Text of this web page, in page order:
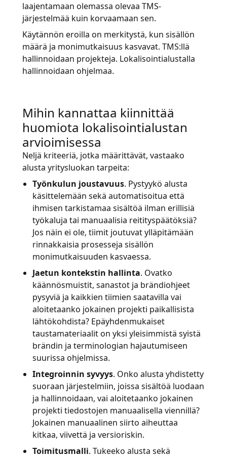
laajentamaan olemassa olevaa TMS-
järjestelmää kuin korvaamaan sen.
Käytännön eroilla on merkitystä, kun sisällön
määrä ja monimutkaisuus kasvavat. TMS:llä
hallinnoidaan projekteja. Lokalisointialustalla
hallinnoidaan ohjelmaa.
Mihin kannattaa kiinnittää
huomiota lokalisointialustan
arvioimisessa
Neljä kriteeriä, jotka määrittävät, vastaako
alusta yritysluokan tarpeita:
Työnkulun joustavuus. Pystyykö alusta
käsittelemään sekä automatisoitua että
ihmisen tarkistamaa sisältöä ilman erillisiä
työkaluja tai manuaalisia reitityspäätöksiä?
Jos näin ei ole, tiimit joutuvat ylläpitämään
rinnakkaisia prosesseja sisällön
monimutkaisuuden kasvaessa.
Jaetun kontekstin hallinta. Ovatko
käännösmuistit, sanastot ja brändiohjeet
pysyviä ja kaikkien tiimien saatavilla vai
aloitetaanko jokainen projekti paikallisista
lähtökohdista? Epäyhdenmukaiset
taustamateriaalit on yksi yleisimmistä syistä
brändin ja terminologian hajautumiseen
suurissa ohjelmissa.
Integroinnin syvyys. Onko alusta yhdistetty
suoraan järjestelmiin, joissa sisältöä luodaan
ja hallinnoidaan, vai aloitetaanko jokainen
projekti tiedostojen manuaalisella viennillä?
Jokainen manuaalinen siirto aiheuttaa
kitkaa, viivettä ja versioriskin.
Toimitusmalli. Tukeeko alusta sekä